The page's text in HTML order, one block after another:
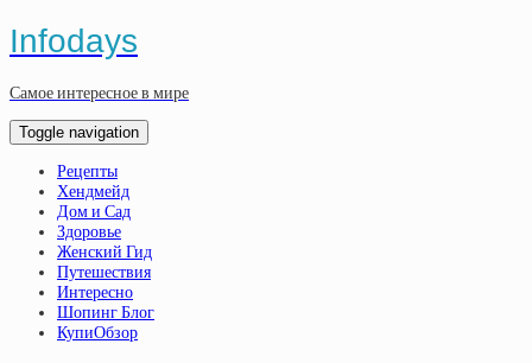
Infodays
Самое интересное в мире
Toggle navigation
Рецепты
Хендмейд
Дом и Сад
Здоровье
Женский Гид
Путешествия
Интересно
Шопинг Блог
КупиОбзор